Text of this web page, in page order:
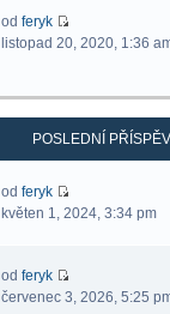
odferyk
listopad 20, 2020, 1:36
POSLEDNÍ
odferyk
květen 1, 2024, 3:34 pm
odferyk
červenec 3, 2026, 5:25